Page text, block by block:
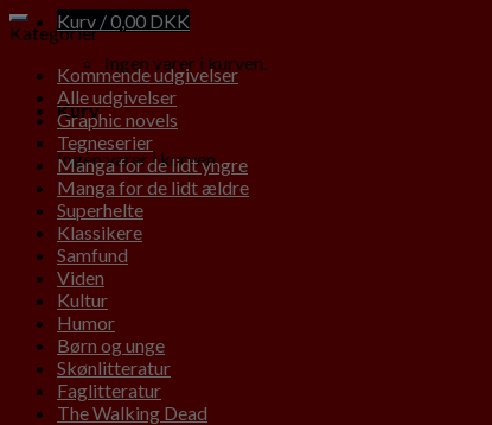
Kurv /0,00 DKK
Ingen varer i kurven.
Kurv
Ingen varer i kurven.
Kategorier
Kommende udgivelser
Alle udgivelser
Graphic novels
Tegneserier
Manga for de lidt yngre
Manga for de lidt ældre
Superhelte
Klassikere
Samfund
Viden
Kultur
Humor
Børn og unge
Skønlitteratur
Faglitteratur
The Walking Dead